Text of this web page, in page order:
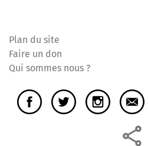
Plan du site
Faire un don
Qui sommes nous ?